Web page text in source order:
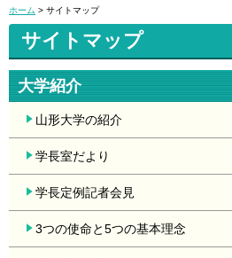
ホーム > サイトマップ
サイトマップ
大学紹介
山形大学の紹介
学長室だより
学長定例記者会見
3つの使命と5つの基本理念